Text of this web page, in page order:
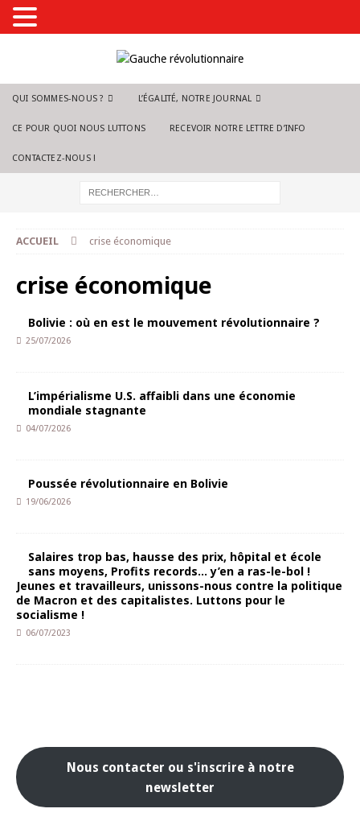
QUI SOMMES-NOUS ? L’ÉGALITÉ, NOTRE JOURNAL
CE POUR QUOI NOUS LUTTONS RECEVOIR NOTRE LETTRE D’INFO
CONTACTEZ-NOUS !
ACCUEIL crise économique
crise économique
Bolivie : où en est le mouvement révolutionnaire ?
25/07/2026
L’impérialisme U.S. affaibli dans une économie
mondiale stagnante
04/07/2026
Poussée révolutionnaire en Bolivie
19/06/2026
Salaires trop bas, hausse des prix, hôpital et école
sans moyens, Profits records… y’en a ras-le-bol !
Jeunes et travailleurs, unissons-nous contre la politique
de Macron et des capitalistes. Luttons pour le
socialisme !
06/07/2023
Nous contacter ou s'inscrire à notre
newsletter